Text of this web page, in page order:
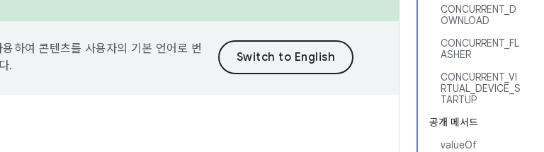
CONCURRENT_D
OWNLOAD
CONCURRENT_FL
ASHER
CONCURRENT_VI
RTUAL_DEVICE_S
TARTUP
공개 메서드
valueOf
하여 콘텐츠를 사용자의 기본 언어로 번
.